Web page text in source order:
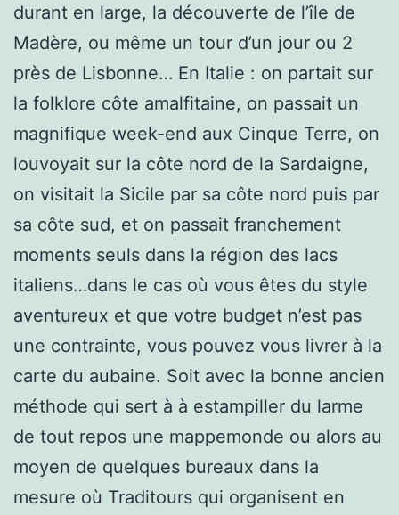
durant en large, la découverte de l’île de
Madère, ou même un tour d’un jour ou 2
près de Lisbonne… En Italie : on partait sur
la folklore côte amalfitaine, on passait un
magnifique week-end aux Cinque Terre, on
louvoyait sur la côte nord de la Sardaigne,
on visitait la Sicile par sa côte nord puis par
sa côte sud, et on passait franchement
moments seuls dans la région des lacs
italiens…dans le cas où vous êtes du style
aventureux et que votre budget n’est pas
une contrainte, vous pouvez vous livrer à la
carte du aubaine. Soit avec la bonne ancien
méthode qui sert à à estampiller du larme
de tout repos une mappemonde ou alors au
moyen de quelques bureaux dans la
mesure où Traditours qui organisent en